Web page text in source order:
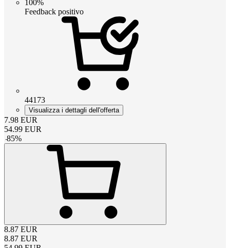
100%
Feedback positivo
44173
Visualizza i dettagli dell'offerta
7.98 EUR
54.99 EUR
-85%
8.87 EUR
8.87 EUR